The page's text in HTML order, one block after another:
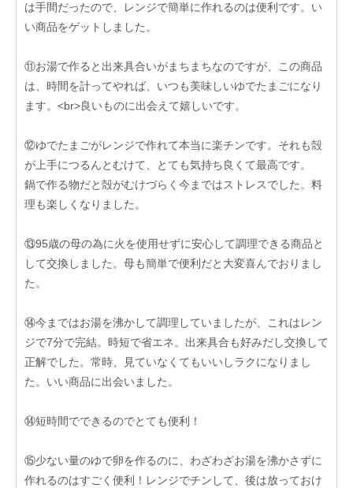
は手間だったので、レンジで簡単に作れるのは便利です。い
い商品をゲットしました。
⑪お湯で作ると出来具合いがまちまちなのですが、この商品
は、時間を計ってやれば、いつも美味しいゆでたまごになり
ます。<br>良いものに出会えて嬉しいです。
⑫ゆでたまごがレンジで作れて本当に楽チンです。それも殻
が上手につるんとむけて、とても気持ち良くて最高です。
鍋で作る物だと殻がむけづらく今まではストレスでした。料
理も楽しくなりました。
⑬95歳の母の為に火を使用せずに安心して調理できる商品と
して交換しました。母も簡単で便利だと大変喜んでおりまし
た。
⑭今まではお湯を沸かして調理していましたが、これはレン
ジで7分で完結。時短で省エネ。出来具合も好みだし交換して
正解でした。常時、見ていなくてもいいしラクになりまし
た。いい商品に出会いました。
⑭短時間でできるのでとても便利！
⑮少ない量のゆで卵を作るのに、わざわざお湯を沸かさずに
作れるのはすごく便利！レンジでチンして、後は放っておけ